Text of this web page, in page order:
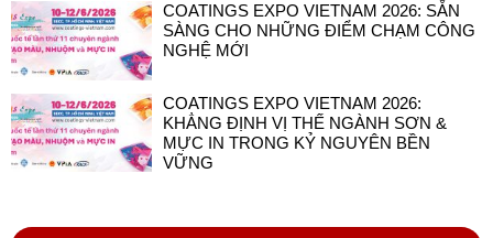
COATINGS EXPO VIETNAM 2026: SẴN
SÀNG CHO NHỮNG ĐIỂM CHẠM CÔNG
NGHỆ MỚI
COATINGS EXPO VIETNAM 2026:
KHẲNG ĐỊNH VỊ THẾ NGÀNH SƠN &
MỰC IN TRONG KỶ NGUYÊN BỀN
VỮNG